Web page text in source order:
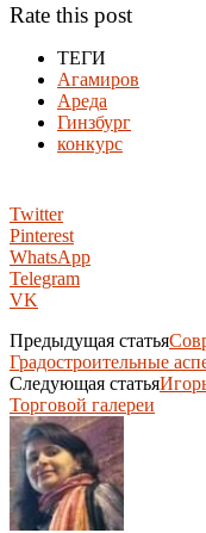
Rate this post
ТЕГИ
Агамиров
Ареда
Гинзбург
конкурс
Twitter
Pinterest
WhatsApp
Telegram
VK
Предыдущая статья
Градостроительные
Следующая статья
Торговой галереи